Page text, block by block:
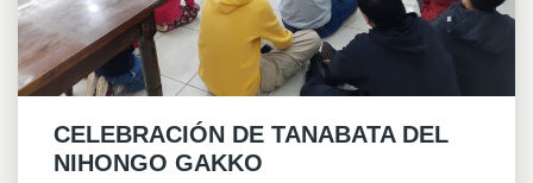
CELEBRACIÓN DE TANABATA DEL
NIHONGO GAKKO